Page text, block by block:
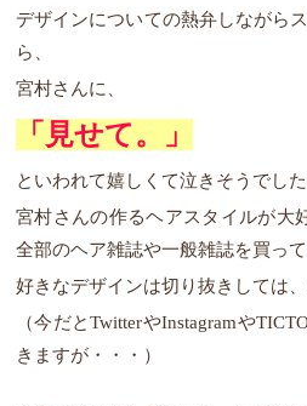
デザインについての熱弁しながら
ら、
宮村さんに、
「見せて。」
といわれて嬉しくて泣きそうでした
宮村さんの作るヘアスタイルが大
全部のヘア雑誌や一般雑誌を買って
好きなデザインは切り抜きしては
（今だとTwitterやInstagramや
きますが・・・）